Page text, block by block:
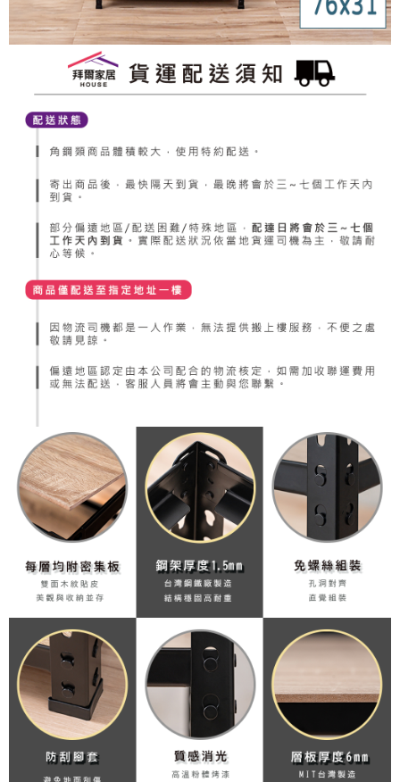
時審查核予不同之上限額度；若仍有額度不足之情形，本公司將視審查結果
請求用戶進行身份認證。
５．嚴禁一人註冊多個帳號或使用他人資訊註冊。若發現惡意使用之情形，
恩沛科技股份有限公司將有權停止該用戶之使用額度並採取法律行動。